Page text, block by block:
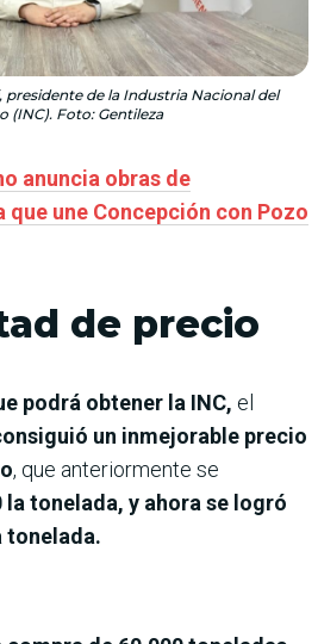
presidente de la Industria Nacional del
(INC). Foto: Gentileza
anuncia obras de
une Concepción con Pozo
de precio
podrá obtener la INC, el
un inmejorable precio
, que anteriormente se
la tonelada, y ahora se logró
tonelada.